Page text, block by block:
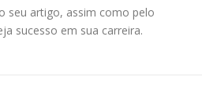
seu artigo, assim como pelo
sucesso em sua carreira.